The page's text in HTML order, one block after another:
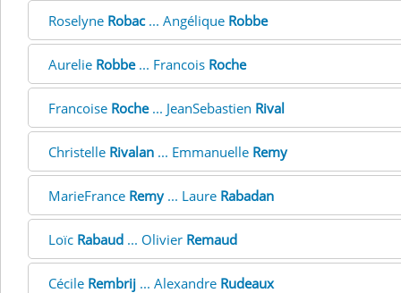
Roselyne Robac... Angélique Robbe
Aurelie Robbe... Francois Roche
Francoise Roche... JeanSebastien Rival
Christelle Rivalan ... Emmanuelle Remy
MarieFrance Remy... Laure Rabadan
Loïc Rabaud ... Olivier Remaud
Cécile Rembrij ... Alexandre Rudeaux